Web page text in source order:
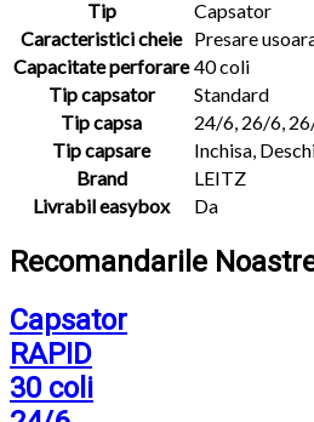
Tip
Capsator
Caracteristici cheie Presare
Capacitate perforare 40 coli
Tip capsator
Standard
Tip capsa
24/6, 26/6,
Tip capsare
Inchisa,
Brand
LEITZ
Livrabil easybox
Da
Recomandarile
Capsator
RAPID
30 coli